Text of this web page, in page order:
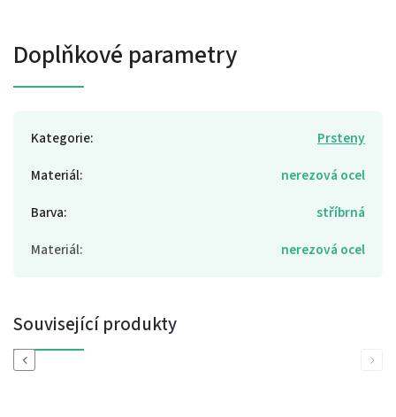
Doplňkové parametry
Kategorie:
Prsteny
Materiál:
nerezová ocel
Barva:
stříbrná
Materiál: nerezová ocel
Související produkty
Previous Next